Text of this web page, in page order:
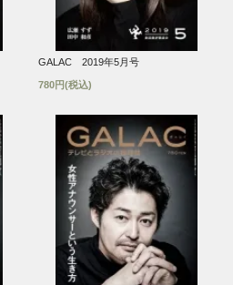
GALAC 2019年5月号
780円(税込)